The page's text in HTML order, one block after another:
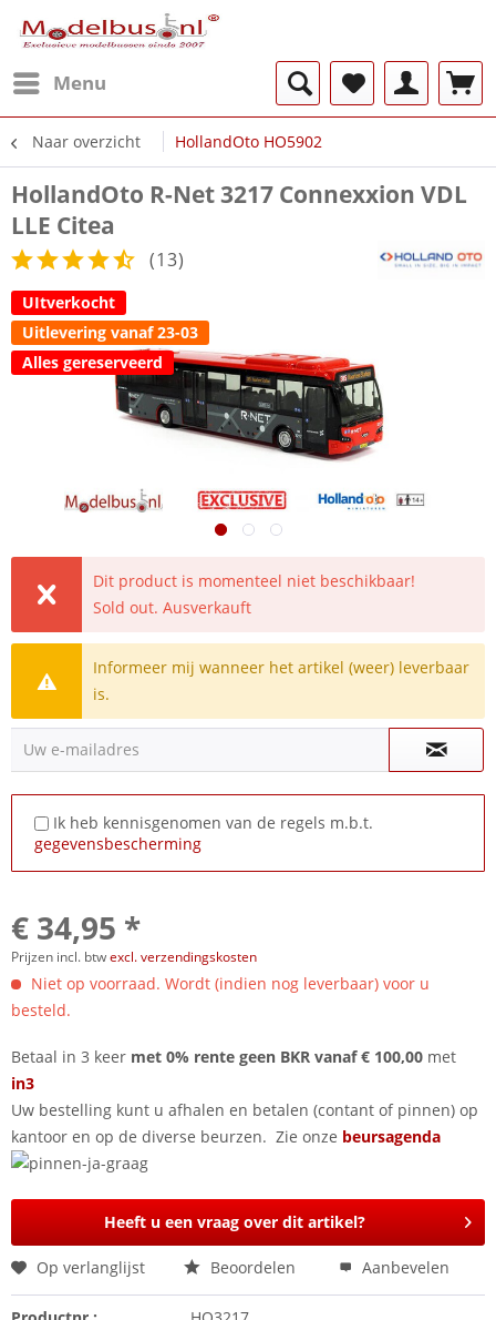
Menu
Naar overzicht HollandOto HO5902
HollandOto R-Net 3217 Connexxion VDL
LLE Citea
(13)
UItverkocht
Uitlevering vanaf 23-03
Alles gereserveerd
Dit product is momenteel niet beschikbaar!
Sold out. Ausverkauft
Informeer mij wanneer het artikel (weer) leverbaar
is.
Uw e-mailadres
Ik heb kennisgenomen van de regels m.b.t.
gegevensbescherming
€ 34,95 *
Prijzen incl. btwexcl. verzendingskosten
Niet op voorraad. Wordt (indien nog leverbaar) voor u
besteld.
Betaal in 3 keer met 0% rente geen BKR vanaf € 100,00 met
in3
Uw bestelling kunt u afhalen en betalen (contant of pinnen) op
kantoor en op de diverse beurzen. Zie onze beursagenda
Heeft u een vraag over dit artikel?
Op verlanglijst Beoordelen Aanbevelen